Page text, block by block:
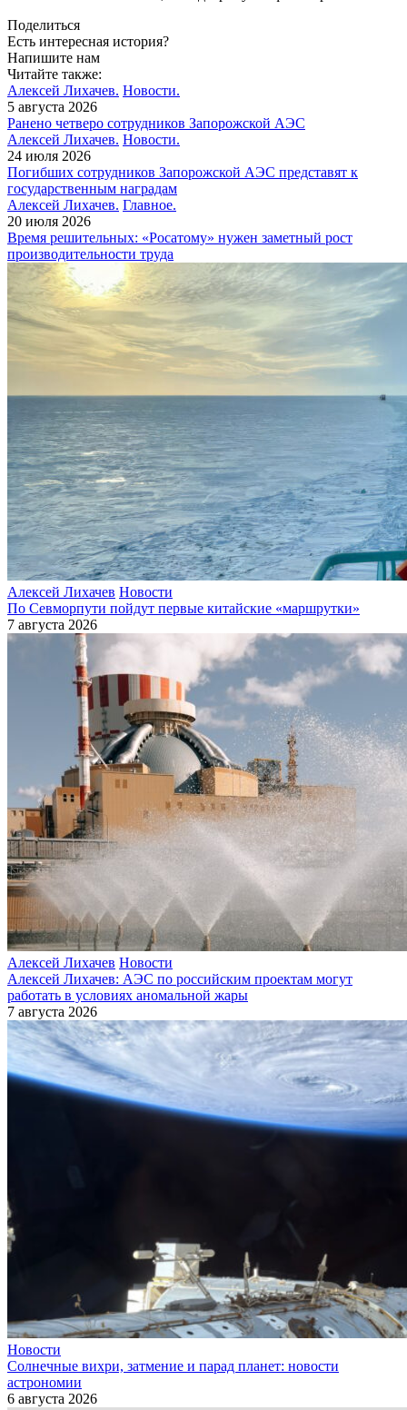
Поделиться
Есть интересная история?
Напишите нам
Читайте также:
Алексей Лихачев. Новости.
5 августа 2026
Ранено четверо сотрудников Запорожской АЭС
Алексей Лихачев. Новости.
24 июля 2026
Погибших сотрудников Запорожской АЭС представят к
государственным наградам
Алексей Лихачев. Главное.
20 июля 2026
Время решительных: «Росатому» нужен заметный рост
производительности труда
Алексей Лихачев Новости
По Севморпути пойдут первые китайские «маршрутки»
7 августа 2026
Алексей Лихачев Новости
Алексей Лихачев: АЭС по российским проектам могут
работать в условиях аномальной жары
7 августа 2026
Новости
Солнечные вихри, затмение и парад планет: новости
астрономии
6 августа 2026